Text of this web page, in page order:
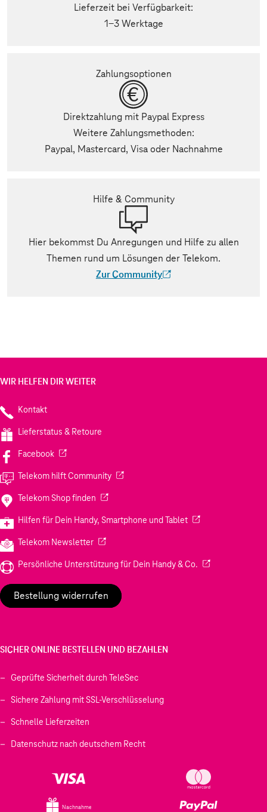
Lieferzeit bei Verfügbarkeit:
1-3 Werktage
Zahlungsoptionen
Direktzahlung mit Paypal Express
Weitere Zahlungsmethoden:
Paypal, Mastercard, Visa oder Nachnahme
Hilfe & Community
Hier bekommst Du Anregungen und Hilfe zu allen
Themen rund um Lösungen der Telekom.
Zur Community
(Der Link wird in einem neuen Tab
WIR HELFEN DIR WEITER
Kontakt
Lieferstatus & Retoure
Facebook(Wird in einem neuen Tab geöffnet)
Telekom hilft Community(Wird in einem neuen Tab geöffnet)
Telekom Shop finden (Wird in einem neuen Tab geöffnet)
Hilfen für Dein Handy, Smartphone und Tablet(Wird in einem
Telekom Newsletter(Wird in einem neuen Tab geöffnet)
Persönliche Unterstützung für Dein Handy & Co. (Wird in einem
Bestellung widerrufen
SICHER ONLINE BESTELLEN UND BEZAHLEN
Geprüfte Sicherheit durch TeleSec
Sichere Zahlung mit SSL-Verschlüsselung
Schnelle Lieferzeiten
Datenschutz nach deutschem Recht
Nachnahme